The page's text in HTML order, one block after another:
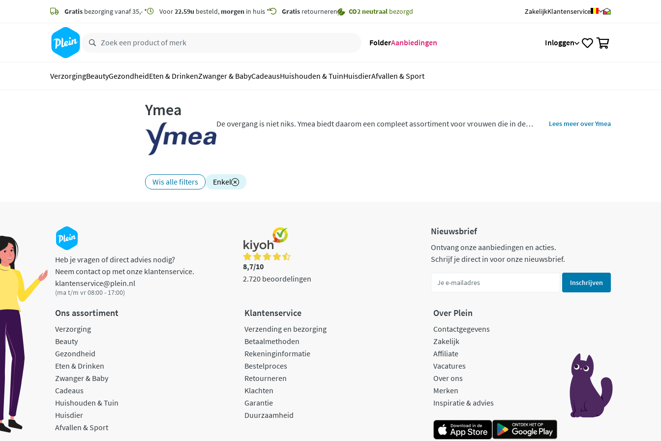
zoeken
hoofdinhoud
Gratis bezorging vanaf 35,- * Voor22.59u besteld, morgen in huis * Gratis retourneren CO2 neutraal bezorgd ZakelijkKlantenservice
FolderAanbiedingen Inloggen
VerzorgingBeautyGezondheidEten & DrinkenZwanger & BabyCadeausHuishouden & TuinHuisdierAfvallen & Sport
Ymea
De overgang is niet niks. Ymea biedt daarom een compleet assortiment voor vrouwen die in de
overgang zitten. Deze producten helpen bij overgangsverschijnselen, zodat je je tijdens de overgang
Lees meer over Ymea
Wis alle filters Enkel
Heb je vragen of direct advies nodig?
Neem contact op met onze klantenservice.
klantenservice@plein.nl
(ma t/m vr 08:00 - 17:00)
8,7/10
2.720 beoordelingen
Nieuwsbrief
Ontvang onze aanbiedingen en acties.
Schrijf je direct in voor onze nieuwsbrief.
Inschrijven
Ons assortiment
Verzorging
Beauty
Gezondheid
Eten & Drinken
Zwanger & Baby
Cadeaus
Huishouden & Tuin
Huisdier
Afvallen & Sport
Klantenservice
Verzending en bezorging
Betaalmethoden
Rekeninginformatie
Bestelproces
Retourneren
Klachten
Garantie
Duurzaamheid
Over Plein
Contactgegevens
Zakelijk
Affiliate
Vacatures
Over ons
Merken
Inspiratie & advies